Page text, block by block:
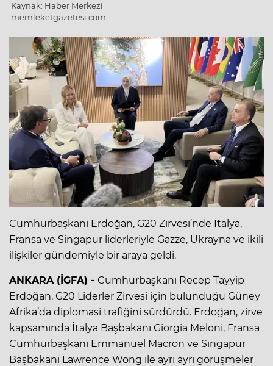
Kaynak: Haber Merkezi
memleketgazetesi.com
Cumhurbaşkanı Erdoğan, G20 Zirvesi’nde İtalya,
Fransa ve Singapur liderleriyle Gazze, Ukrayna ve ikili
ilişkiler gündemiyle bir araya geldi.
ANKARA (İGFA) - Cumhurbaşkanı Recep Tayyip
Erdoğan, G20 Liderler Zirvesi için bulunduğu Güney
Afrika’da diplomasi trafiğini sürdürdü. Erdoğan, zirve
kapsamında İtalya Başbakanı Giorgia Meloni, Fransa
Cumhurbaşkanı Emmanuel Macron ve Singapur
Başbakanı Lawrence Wong ile ayrı ayrı görüşmeler